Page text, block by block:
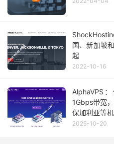
国、新加坡
起
2022-10-16
AlphaVPS
1Gbps带宽
保加利亚等
2025-10-20